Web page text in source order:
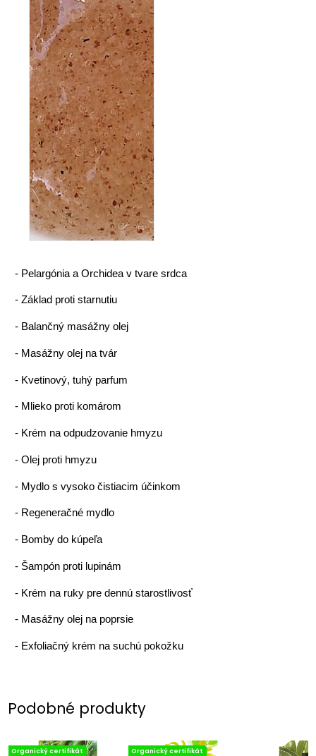
- Pelargónia a Orchidea v tvare srdca
-Základ proti starnutiu
- Balančný masážny olej
- Masážny olej na tvár
- Kvetinový, tuhý parfum
- Mlieko proti komárom
- Krém na odpudzovanie hmyzu
-Olej proti hmyzu
- Mydlo s vysoko čistiacim účinkom
- Regeneračné mydlo
- Bomby do kúpeľa
- Šampón proti lupinám
- Krém na ruky pre dennú starostlivosť
- Masážny olej na poprsie
- Exfoliačný krém na suchú pokožku
Podobné produkty
Organický certifikát
Organický certifikát